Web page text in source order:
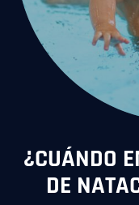
¿CUÁNDO
DE